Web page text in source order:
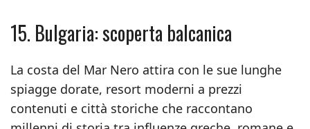
15. Bulgaria: scoperta balcanica
La costa del Mar Nero attira con le sue lunghe
spiagge dorate, resort moderni a prezzi
contenuti e città storiche che raccontano